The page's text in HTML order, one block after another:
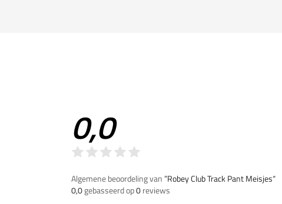
0,0
Algemene beoordeling van”Robey Club Track Pant Meisjes“
0,0gebasseerd op0reviews